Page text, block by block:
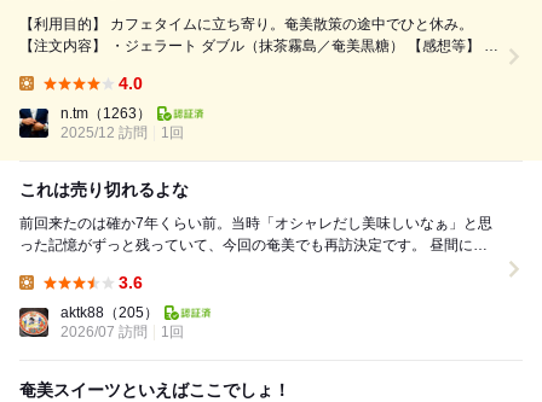
【利用目的】 カフェタイムに立ち寄り。奄美散策の途中でひと休み。
【注文内容】 ・ジェラート ダブル（抹茶霧島／奄美黒糖） 【感想等】 奄
愛らしい外観と、素材にこだわった本格派ジェラートが魅力のお店。 店
内も白を基...
4.0
n.tm （1263）
2025/12 訪問
1回
これは売り切れるよな
前回来たのは確か7年くらい前。当時「オシャレだし美味しいなぁ」と思
った記憶がずっと残っていて、今回の奄美でも再訪決定です。 昼間に行
3.6
aktk88 （205）
2026/07 訪問
1回
奄美スイーツといえばここでしょ！